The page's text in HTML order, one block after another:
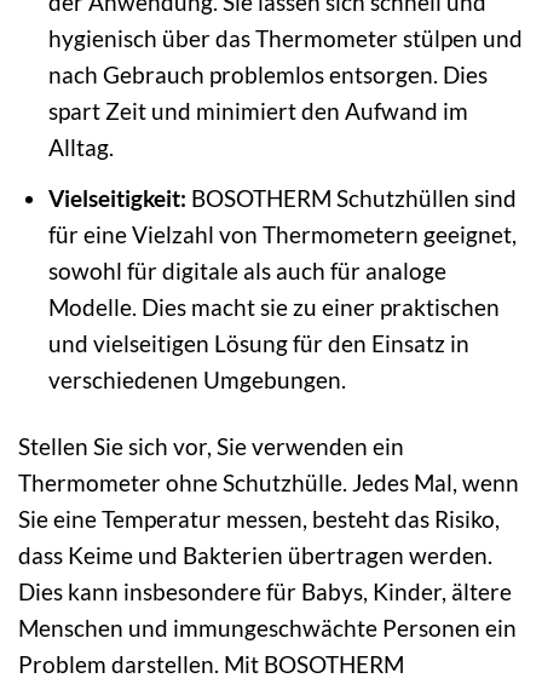
hygienisch über das Thermometer stülpen und
nach Gebrauch problemlos entsorgen. Dies
spart Zeit und minimiert den Aufwand im
Alltag.
Vielseitigkeit: BOSOTHERM Schutzhüllen sind
für eine Vielzahl von Thermometern geeignet,
sowohl für digitale als auch für analoge
Modelle. Dies macht sie zu einer praktischen
und vielseitigen Lösung für den Einsatz in
verschiedenen Umgebungen.
Stellen Sie sich vor, Sie verwenden ein
Thermometer ohne Schutzhülle. Jedes Mal, wenn
Sie eine Temperatur messen, besteht das Risiko,
dass Keime und Bakterien übertragen werden.
Dies kann insbesondere für Babys, Kinder, ältere
Menschen und immungeschwächte Personen ein
Problem darstellen. Mit BOSOTHERM